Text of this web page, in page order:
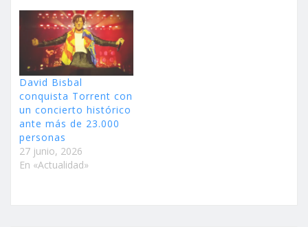
David Bisbal
conquista Torrent con
un concierto histórico
ante más de 23.000
personas
27 junio, 2026
En «Actualidad»